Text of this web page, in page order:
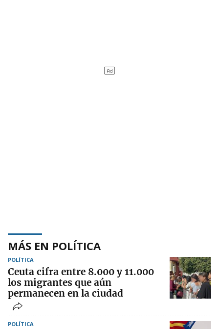
MÁS EN POLÍTICA
POLÍTICA
Ceuta cifra entre 8.000 y 11.000
los migrantes que aún
permanecen en la ciudad
POLÍTICA